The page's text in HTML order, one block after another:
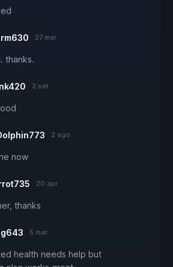
27 mar
thanks.
2 set
2 ago
now
20 apr
thanks
5 mar
health needs help but